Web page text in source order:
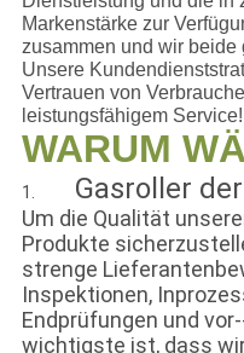
Markenstärke zur
zusammen und wir beide
Unsere
Vertrauen von
leistungsfähigem Service!
WARUM
1. Gasroller der
Um die Qualität
Produkte
strenge
Inspektionen,
Endprüfungen und
wichtigste ist, dass